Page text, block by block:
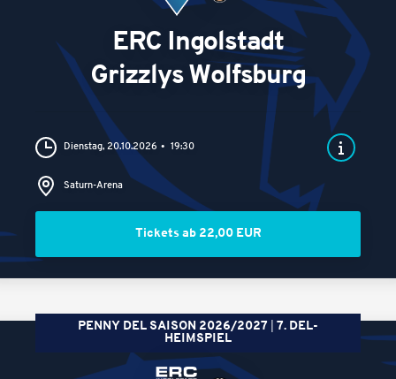
ERC Ingolstadt
Grizzlys Wolfsburg
Dienstag, 20.10.2026 19:30
Saturn-Arena
Tickets ab 22,00 EUR
PENNY DEL SAISON 2026/2027
7. DEL-
HEIMSPIEL